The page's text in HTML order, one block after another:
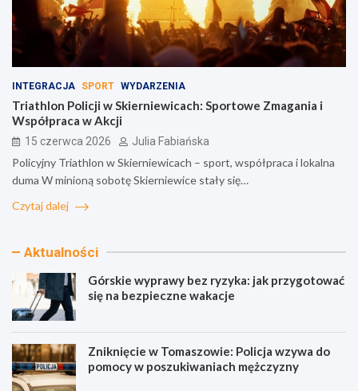
INTEGRACJA SPORT WYDARZENIA
Triathlon Policji w Skierniewicach: Sportowe Zmagania i
Współpraca w Akcji
15 czerwca 2026 Julia Fabiańska
Policyjny Triathlon w Skierniewicach – sport, współpraca i lokalna
duma W minioną sobotę Skierniewice stały się…
Czytaj dalej
Aktualności
Górskie wyprawy bez ryzyka: jak przygotować
się na bezpieczne wakacje
Zniknięcie w Tomaszowie: Policja wzywa do
pomocy w poszukiwaniach mężczyzny